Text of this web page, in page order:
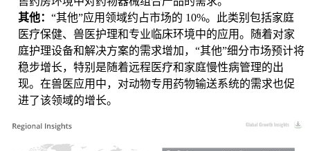
其他： “其他”应用领域约占市场的 10%。此类别包括家庭
医疗保健、兽医护理和专业临床环境中的应用。随着对家
庭护理设备和解决方案的需求增加，“其他”细分市场预计将
稳步增长，特别是随着远程医疗和家庭慢性病管理的出
现。在兽医应用中，对动物专用药物输送系统的需求也促
进了该领域的增长。